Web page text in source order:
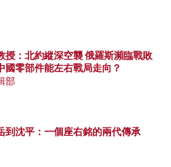
授：北約縱深空襲 俄羅斯瀕臨戰敗
國零部件能左右戰局走向？
部
到沈平：一個座右銘的兩代傳承